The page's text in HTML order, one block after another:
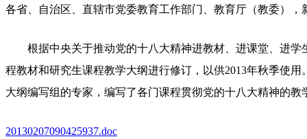
各省、自治区、直辖市党委教育工作部门、教育厅（教委）
根据中央关于推动党的十八大精神进教材、进课堂、进学
程教材和研究生课程教学大纲进行修订，以供2013年秋季使
大纲编写组的专家，编写了各门课程贯彻党的十八大精神的
20130207090425937.doc